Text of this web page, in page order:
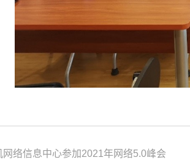
网络信息中心参加2021年网络5.0峰会